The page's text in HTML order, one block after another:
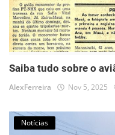
Saiba tudo sobre o
AlexFerreira Nov 5, 2025
Notícias